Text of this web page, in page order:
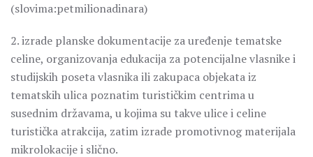
(slovima:petmilionadinara)
2. izrade planske dokumentacije za uređenje tematske
celine, organizovanja edukacija za potencijalne vlasnike i
studijskih poseta vlasnika ili zakupaca objekata iz
tematskih ulica poznatim turističkim centrima u
susednim državama, u kojima su takve ulice i celine
turistička atrakcija, zatim izrade promotivnog materijala
mikrolokacije i slično.